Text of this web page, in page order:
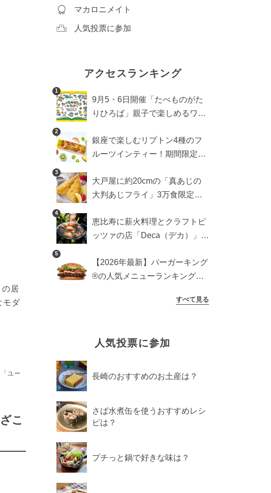
居
モダ
ユー
こ
マカロニメイト
人気投票に参加
アクセスランキング
1
9月5・6日開催「たべものがた
りひろば」親子で楽しめるワー
ーなどをご紹介
2
銀座で楽しむリプトン4種のフ
ルーツインティー！期間限定キ
3
大戸屋に約20cmの「真あじの
大判あじフライ」3万食限定で
メニュー
4
恵比寿に薪火料理とクラフトピ
ッツァの店「Deca（デカ）」が
ストラン
5
【2026年最新】バーガーキング
®の人気メニューランキング
すべて見る
人気投票に参加
長崎のおすすめのお土産は？
さば水煮缶を使うおすすめレシ
ピは？
プチっと鍋で好きな味は？